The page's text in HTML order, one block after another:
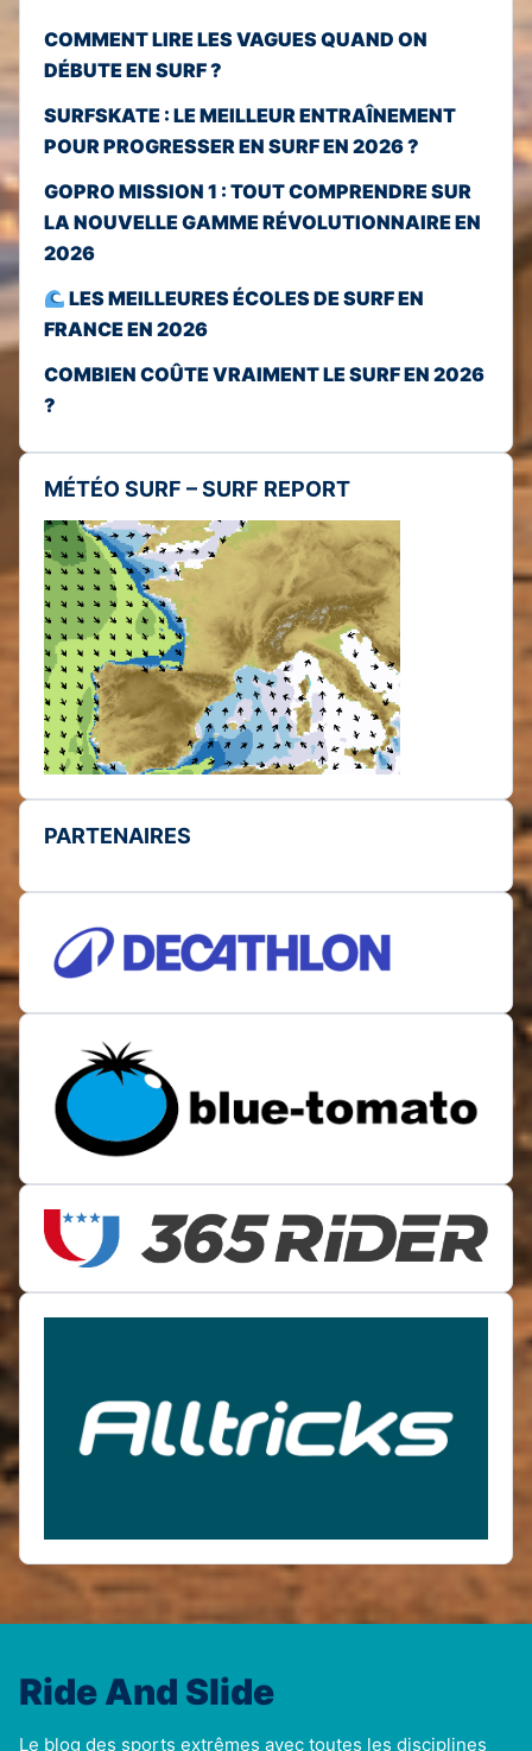
COMMENT LIRE LES VAGUES QUAND ON
DÉBUTE EN SURF ?
SURFSKATE : LE MEILLEUR ENTRAÎNEMENT
POUR PROGRESSER EN SURF EN 2026 ?
GOPRO MISSION 1 : TOUT COMPRENDRE SUR
LA NOUVELLE GAMME RÉVOLUTIONNAIRE EN
2026
LES MEILLEURES ÉCOLES DE SURF EN
FRANCE EN 2026
COMBIEN COÛTE VRAIMENT LE SURF EN 2026
?
MÉTÉO SURF – SURF REPORT
PARTENAIRES
Ride And Slide
Le blog des sports extrêmes avec toutes les disciplines